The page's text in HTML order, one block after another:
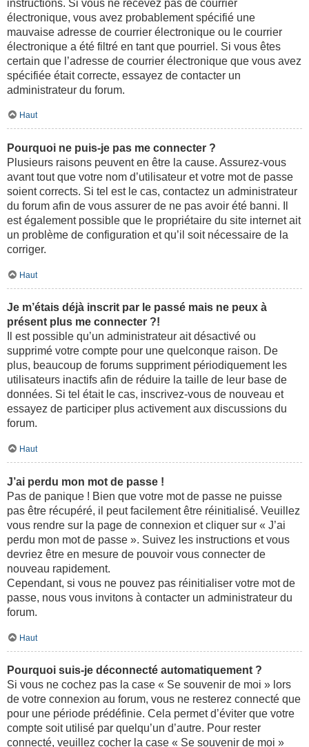
instructions. Si vous ne recevez pas de courrier
électronique, vous avez probablement spécifié une
mauvaise adresse de courrier électronique ou le courrier
électronique a été filtré en tant que pourriel. Si vous êtes
certain que l’adresse de courrier électronique que vous avez
spécifiée était correcte, essayez de contacter un
administrateur du forum.
Haut
Pourquoi ne puis-je pas me connecter ?
Plusieurs raisons peuvent en être la cause. Assurez-vous
avant tout que votre nom d’utilisateur et votre mot de passe
soient corrects. Si tel est le cas, contactez un administrateur
du forum afin de vous assurer de ne pas avoir été banni. Il
est également possible que le propriétaire du site internet ait
un problème de configuration et qu’il soit nécessaire de la
corriger.
Haut
Je m’étais déjà inscrit par le passé mais ne peux à
présent plus me connecter ?!
Il est possible qu’un administrateur ait désactivé ou
supprimé votre compte pour une quelconque raison. De
plus, beaucoup de forums suppriment périodiquement les
utilisateurs inactifs afin de réduire la taille de leur base de
données. Si tel était le cas, inscrivez-vous de nouveau et
essayez de participer plus activement aux discussions du
forum.
Haut
J’ai perdu mon mot de passe !
Pas de panique ! Bien que votre mot de passe ne puisse
pas être récupéré, il peut facilement être réinitialisé. Veuillez
vous rendre sur la page de connexion et cliquer sur « J’ai
perdu mon mot de passe ». Suivez les instructions et vous
devriez être en mesure de pouvoir vous connecter de
nouveau rapidement.
Cependant, si vous ne pouvez pas réinitialiser votre mot de
passe, nous vous invitons à contacter un administrateur du
forum.
Haut
Pourquoi suis-je déconnecté automatiquement ?
Si vous ne cochez pas la case « Se souvenir de moi » lors
de votre connexion au forum, vous ne resterez connecté que
pour une période prédéfinie. Cela permet d’éviter que votre
compte soit utilisé par quelqu’un d’autre. Pour rester
connecté, veuillez cocher la case « Se souvenir de moi »